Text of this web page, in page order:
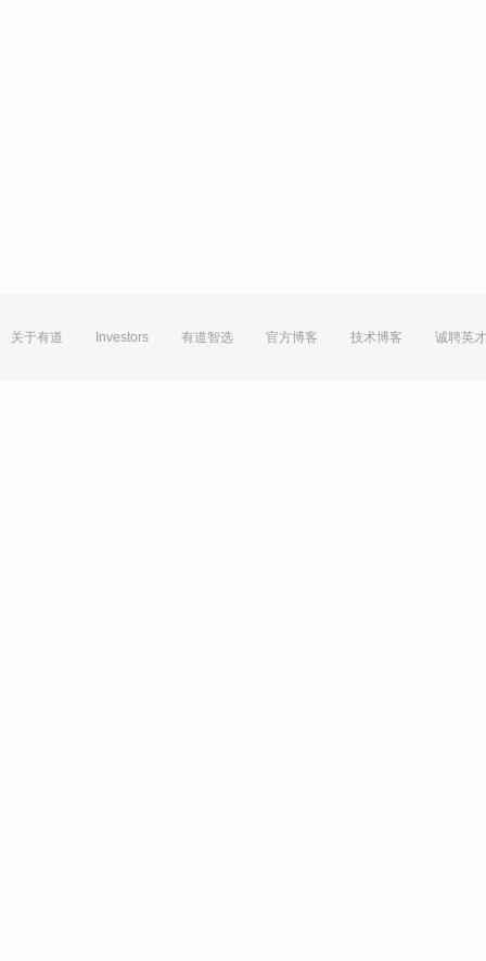
关于有道 Investors 有道智选 官方博客 技术博客 诚聘英才